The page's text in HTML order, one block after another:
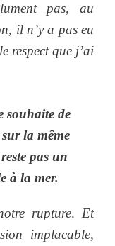
pas, au
il n’y a pas eu
respect que j’ai
souhaite de
la même
pas un
à la mer.
rupture. Et
implacable,